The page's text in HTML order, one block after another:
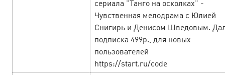
сериала "Танго на осколках" -
Чувственная мелодрама с Юлией
Снигирь и Денисом Шведовым.
подписка 499р., для новых
пользователей
https://start.ru/code